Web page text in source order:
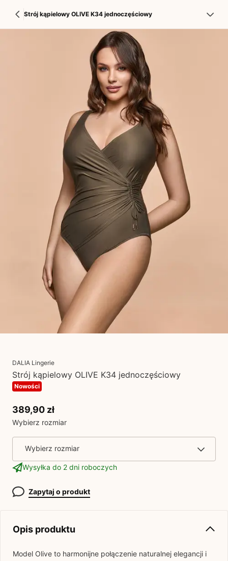
Strój kąpielowy OLIVE K34 jednoczęściowy
DALIA Lingerie
Strój kąpielowy OLIVE K34 jednoczęściowy
Nowości
389,90 zł
Wybierz rozmiar
Wybierz rozmiar
Wysyłka do 2 dni roboczych
Zapytaj o produkt
Opis produktu
Model Olive to harmonijne połączenie naturalnej elegancji i